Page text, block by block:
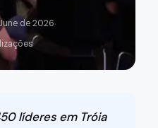
de 2026·
líderes em Tróia